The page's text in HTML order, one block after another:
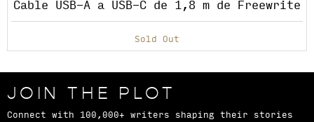
Cable USB-A a USB-C de 1,8 m de Freewrite
Sold Out
JOIN THE PLOT
Connect with 100,000+ writers shaping their stories